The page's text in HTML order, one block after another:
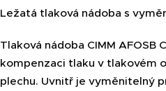
Ležatá tlaková nádoba s
Tlaková nádoba CIMM
kompenzaci tlaku v tlakovém
plechu. Uvnitř je vyměnitelný